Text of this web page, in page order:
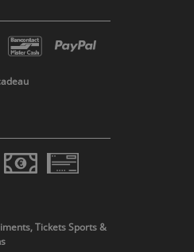
Tickets Sports &